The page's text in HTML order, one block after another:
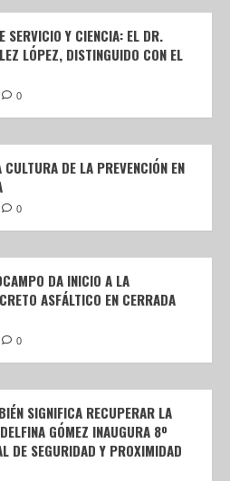
SERVICIO Y CIENCIA: EL DR.
LÓPEZ, DISTINGUIDO CON EL
0
DE LA PREVENCIÓN EN
0
DA INICIO A LA
ASFÁLTICO EN CERRADA
0
SIGNIFICA RECUPERAR LA
GÓMEZ INAUGURA 8º
DE SEGURIDAD Y PROXIMIDAD